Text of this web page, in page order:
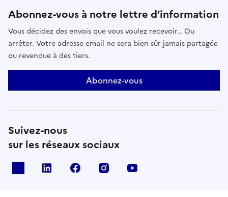
Abonnez-vous à notre lettre d’information
Vous décidez des envois que vous voulez recevoir… Ou
arrêter. Votre adresse email ne sera bien sûr jamais partagée
ou revendue à des tiers.
Abonnez-vous
Suivez-nous
sur les réseaux sociaux
Linkedin Facebook Instagram